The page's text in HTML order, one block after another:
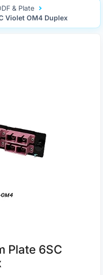
& Plate
Violet OM4 Duplex
Plate 6SC